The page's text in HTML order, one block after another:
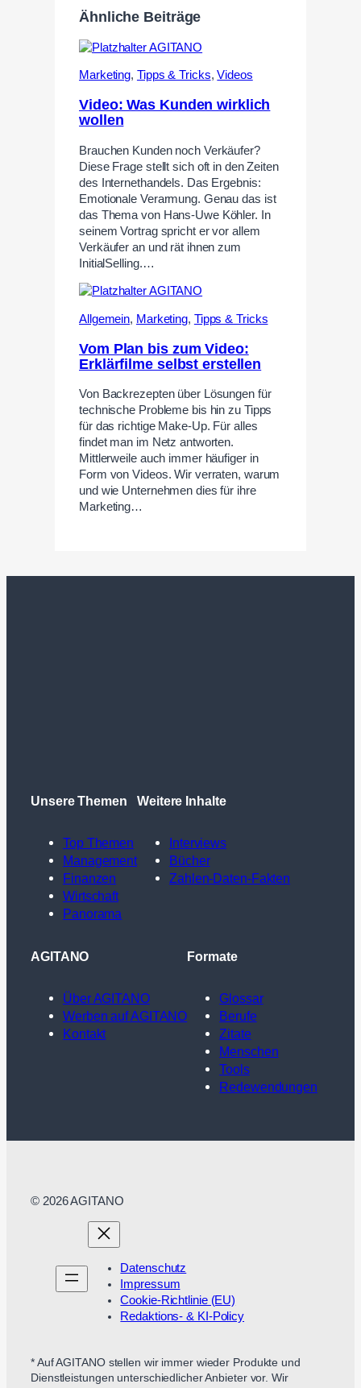
Ähnliche Beiträge
Marketing, Tipps & Tricks,Videos
Video: Was Kunden wirklich
wollen
Brauchen Kunden noch Verkäufer?
Diese Frage stellt sich oft in den Zeiten
des Internethandels. Das Ergebnis:
Emotionale Verarmung. Genau das ist
das Thema von Hans-Uwe Köhler. In
seinem Vortrag spricht er vor allem
Verkäufer an und rät ihnen zum
InitialSelling.…
Allgemein, Marketing, Tipps & Tricks
Vom Plan bis zum Video:
Erklärfilme selbst erstellen
Von Backrezepten über Lösungen für
technische Probleme bis hin zu Tipps
für das richtige Make-Up. Für alles
findet man im Netz antworten.
Mittlerweile auch immer häufiger in
Form von Videos. Wir verraten, warum
und wie Unternehmen dies für ihre
Marketing…
Unsere Themen
Top Themen
Management
Finanzen
Wirtschaft
Panorama
Weitere Inhalte
Interviews
Bücher
Zahlen-Daten-Fakten
AGITANO
Über AGITANO
Werben auf AGITANO
Kontakt
Formate
Glossar
Berufe
Zitate
Menschen
Tools
Redewendungen
© 2026 AGITANO
Datenschutz
Impressum
Cookie-Richtlinie (EU)
Redaktions- & KI-Policy
* Auf AGITANO stellen wir immer wieder Produkte und
Dienstleistungen unterschiedlicher Anbieter vor. Wir